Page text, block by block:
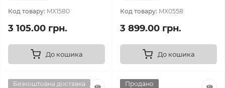
Код товару: MX1580
3 105.00 грн.
До кошика
Код товару: MX0558
3 899.00 грн.
До кошика
Безкоштовна доставка
Продано